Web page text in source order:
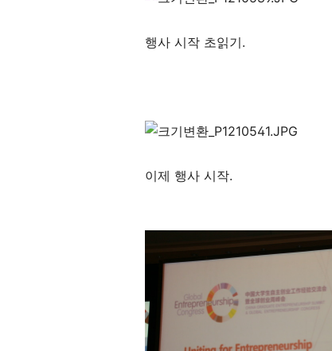
행사 시작 초읽기.
이제 행사 시작.